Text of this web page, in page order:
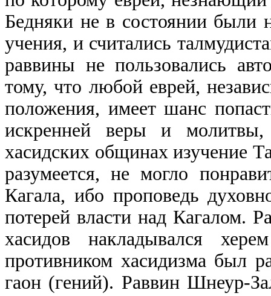
Бедняки не в состоянии были
учения, и считались
раввины не пользовались
тому, что любой еврей,
положения, имеет шанс
искренней веры и молитвы,
хасидских общинах изучение
разумеется, не могло
Кагала, ибо проповедь
потерей власти над Кагалом.
хасидов накладывался
противником хасидизма был
гаон (гений). Раввин Шнеур-